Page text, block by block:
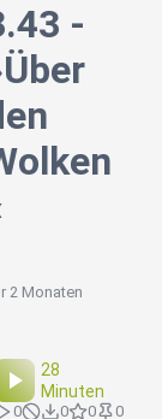
-
2 Monaten
28
Minuten
0 0 0
0